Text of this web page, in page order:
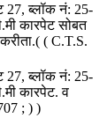
27, ब्लॉक नं: 25-
कारपेट सोबत
( C.T.S.
27, ब्लॉक नं: 25-
कारपेट. व
; ) )